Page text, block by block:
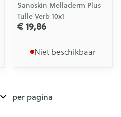
Sanoskin Melladerm Plus
Tulle Verb 10x1
€ 19,86
Niet beschikbaar
per pagina